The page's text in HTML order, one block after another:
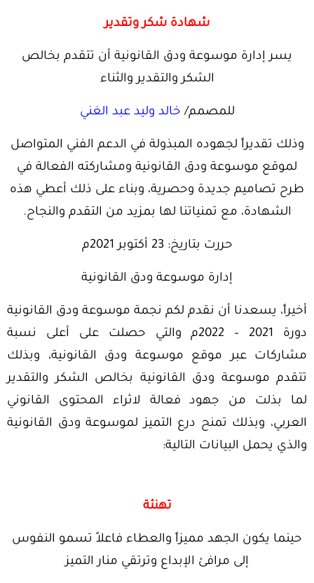
شهادة شكر وتقدير
يسر إدارة موسوعة ودق القانونية أن تتقدم بخالص
الشكر والتقدير والثناء
للمصمم/ خالد وليد عبد الغني
وذلك تقديراً لجهوده المبذولة في الدعم الفني المتواصل
لموقع موسوعة ودق القانونية ومشاركته الفعالة في
طرح تصاميم جديدة وحصرية، وبناء على ذلك أعطي هذه
الشهادة، مع تمنياتنا لها بمزيد من التقدم والنجاح.
حررت بتاريخ: 23 أكتوبر 2021م
إدارة موسوعة ودق القانونية
أخيراً، يسعدنا أن نقدم لكم نجمة موسوعة ودق القانونية
دورة 2021 – 2022م والتي حصلت على أعلى نسبة
مشاركات عبر موقع موسوعة ودق القانونية، وبذلك
تتقدم موسوعة ودق القانونية بخالص الشكر والتقدير
لما بذلت من جهود فعالة لاثراء المحتوى القانوني
العربي، وبذلك تمنح درع التميز لموسوعة ودق القانونية
والذي يحمل البيانات التالية:
تهنئة
حينما يكون الجهد مميزاً والعطاء فاعلاً تسمو النفوس
إلى مرافئ الإبداع وترتقي منار التميز